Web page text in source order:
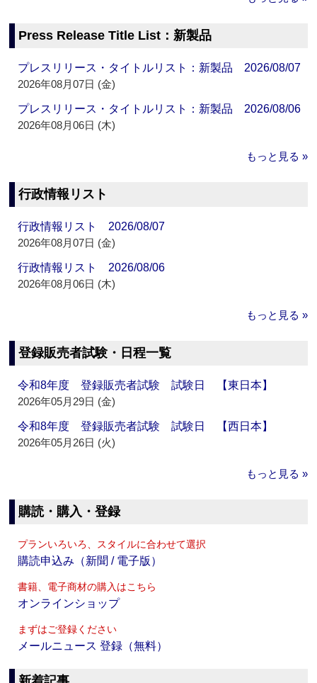
Press Release Title List：新製品
プレスリリース・タイトルリスト：新製品 2026/08/07
2026年08月07日 (金)
プレスリリース・タイトルリスト：新製品 2026/08/06
2026年08月06日 (木)
もっと見る »
行政情報リスト
行政情報リスト 2026/08/07
2026年08月07日 (金)
行政情報リスト 2026/08/06
2026年08月06日 (木)
もっと見る »
登録販売者試験・日程一覧
令和8年度 登録販売者試験 試験日 【東日本】
2026年05月29日 (金)
令和8年度 登録販売者試験 試験日 【西日本】
2026年05月26日 (火)
もっと見る »
購読・購入・登録
プランいろいろ、スタイルに合わせて選択
購読申込み（新聞 / 電子版）
書籍、電子商材の購入はこちら
オンラインショップ
まずはご登録ください
メールニュース 登録（無料）